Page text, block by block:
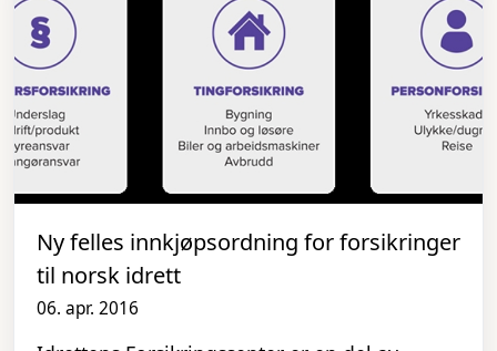
Ny felles innkjøpsordning for forsikringer
til norsk idrett
06. apr. 2016